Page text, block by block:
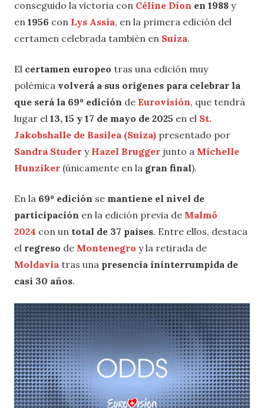
conseguido la victoria con Céline Dion en 1988 y
en 1956 con Lys Assia, en la primera edición del
certamen celebrada también en Suiza.
El certamen europeo tras una edición muy
polémica volverá a sus orígenes para celebrar la
que será la 69º edición de Eurovisión, que tendrá
lugar el 13, 15 y 17 de mayo de 2025 en el St.
Jakobshalle de Basilea (Suiza) presentado por
Sandra Studer y Hazel Brugger junto a Michelle
Hunziker (únicamente en la gran final).
En la 69º edición se mantiene el nivel de
participación en la edición previa de Malmö
2024 con un total de 37 países. Entre ellos, destaca
el regreso de Montenegro y la retirada de
Moldavia tras una presencia ininterrumpida de
casi 30 años.